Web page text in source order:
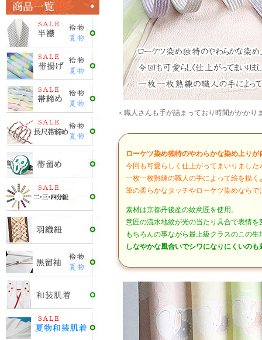
＜職人さんも手が詰まっており時間がかか
ローケツ染め独特のやわらかな染め上り
今回も可愛らしく仕上がってまいりました
一枚一枚熟練の職人の手によって絵を描
筆の柔らかなタッチやローケツ染めなら
素材は京都丹後産の紋意匠を使用。
意匠の流水地紋が光の当たり具合で表情
もちろんの事ながら最上級クラスのこの生
しなやかな風合いでシワになりにくいのも